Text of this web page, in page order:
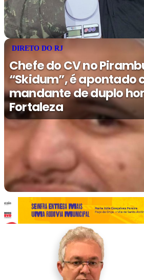
DIRETO DO RJ
Chefe do CV no
“Skidum”, é apontado
mandante de duplo
Fortaleza